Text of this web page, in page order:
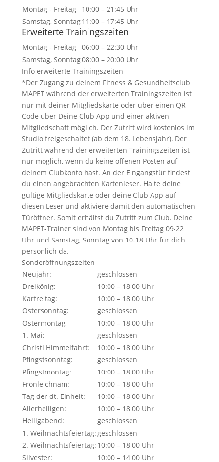
Montag - Freitag
10:00 – 21:45 Uhr
Samstag, Sonntag11:00 – 17:45 Uhr
Erweiterte Trainingszeiten
Montag - Freitag 06:00 – 22:30 Uhr
Samstag, Sonntag08:00 – 20:00 Uhr
Info erweiterte Trainingszeiten
*Der Zugang zu deinem Fitness & Gesundheitsclub
MAPET während der erweiterten Trainingszeiten ist
nur mit deiner Mitgliedskarte oder über einen QR
Code über Deine Club App und einer aktiven
Mitgliedschaft möglich. Der Zutritt wird kostenlos im
Studio freigeschaltet (ab dem 18. Lebensjahr). Der
Zutritt während der erweiterten Trainingszeiten ist
nur möglich, wenn du keine offenen Posten auf
deinem Clubkonto hast. An der Eingangstür findest
du einen angebrachten Kartenleser. Halte deine
gültige Mitgliedskarte oder deine Club App auf
diesen Leser und aktiviere damit den automatischen
Türöffner. Somit erhältst du Zutritt zum Club. Deine
MAPET-Trainer sind von Montag bis Freitag 09-22
Uhr und Samstag, Sonntag von 10-18 Uhr für dich
persönlich da.
Sonderöffnungszeiten
Neujahr:
geschlossen
Dreikönig:
10:00 – 18:00 Uhr
Karfreitag:
10:00 – 18:00 Uhr
Ostersonntag:
geschlossen
Ostermontag
10:00 – 18:00 Uhr
1. Mai:
geschlossen
Christi Himmelfahrt:
10:00 – 18:00 Uhr
Pfingstsonntag:
geschlossen
Pfingstmontag:
10:00 – 18:00 Uhr
Fronleichnam:
10:00 – 18:00 Uhr
Tag der dt. Einheit:
10:00 – 18:00 Uhr
Allerheiligen:
10:00 – 18:00 Uhr
Heiligabend:
geschlossen
1. Weihnachtsfeiertag:geschlossen
2. Weihnachtsfeiertag: 10:00 – 18:00 Uhr
Silvester:
10:00 – 14:00 Uhr